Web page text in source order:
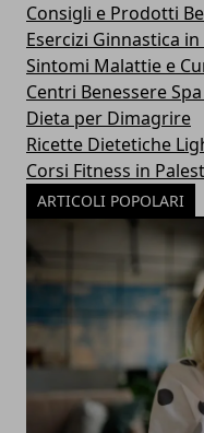
Consigli e Prodotti
Esercizi Ginnastica in
Sintomi Malattie e
Centri Benessere
Dieta per Dimagrire
Ricette Dietetiche
Corsi Fitness in
ARTICOLI POPOLARI